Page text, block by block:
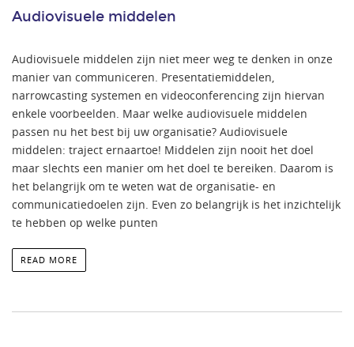
Audiovisuele middelen
Audiovisuele middelen zijn niet meer weg te denken in onze
manier van communiceren. Presentatiemiddelen,
narrowcasting systemen en videoconferencing zijn hiervan
enkele voorbeelden. Maar welke audiovisuele middelen
passen nu het best bij uw organisatie? Audiovisuele
middelen: traject ernaartoe! Middelen zijn nooit het doel
maar slechts een manier om het doel te bereiken. Daarom is
het belangrijk om te weten wat de organisatie- en
communicatiedoelen zijn. Even zo belangrijk is het inzichtelijk
te hebben op welke punten
READ MORE